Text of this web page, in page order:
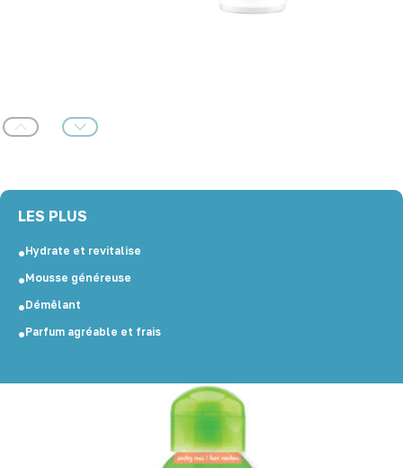
Précédent Suivant
LES PLUS
Hydrate et revitalise
Mousse généreuse
Démêlant
Parfum agréable et frais